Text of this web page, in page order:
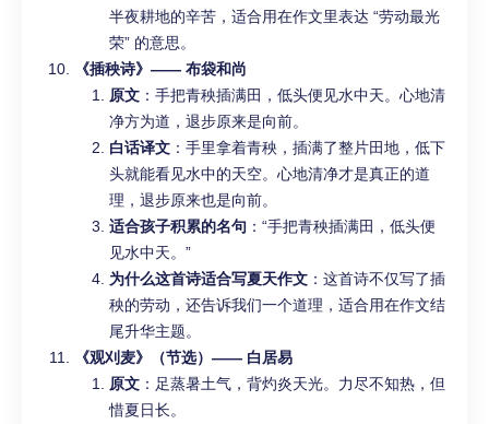
半夜耕地的辛苦，适合用在作文里表达 “劳动最光
荣” 的意思。
《插秧诗》—— 布袋和尚
原文 ：手把青秧插满田，低头便见水中天。心地清
净方为道，退步原来是向前。
白话译文 ：手里拿着青秧，插满了整片田地，低下
头就能看见水中的天空。心地清净才是真正的道
理，退步原来也是向前。
适合孩子积累的名句 ：“手把青秧插满田，低头便
见水中天。”
为什么这首诗适合写夏天作文 ：这首诗不仅写了插
秧的劳动，还告诉我们一个道理，适合用在作文结
尾升华主题。
《观刈麦》（节选）—— 白居易
原文 ：足蒸暑土气，背灼炎天光。力尽不知热，但
惜夏日长。